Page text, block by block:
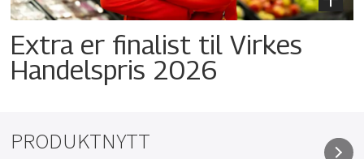
Extra er finalist til Virkes
Handelspris 2026
PRODUKTNYTT